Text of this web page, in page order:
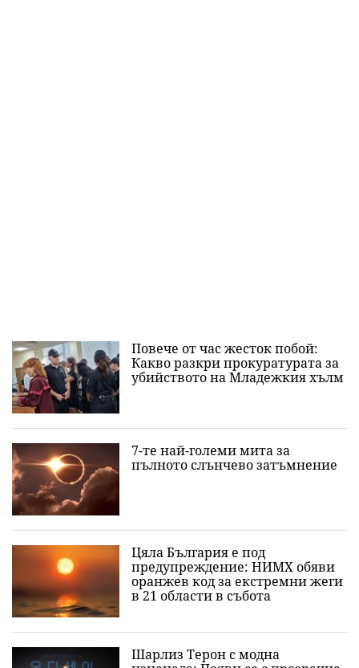
Повече от час жесток побой:
Какво разкри прокуратурата за
убийството на Младежкия хълм
7-те най-големи мита за
пълното слънчево затъмнение
Цяла България е под
предупреждение: НИМХ обяви
оранжев код за екстремни жеги
в 21 области в събота
Шарлиз Терон с модна